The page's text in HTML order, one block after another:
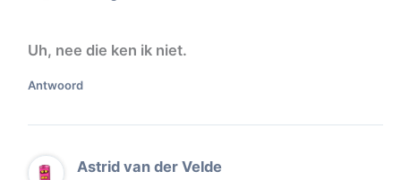
Uh, nee die ken ik niet.
Antwoord
Astrid van der Velde